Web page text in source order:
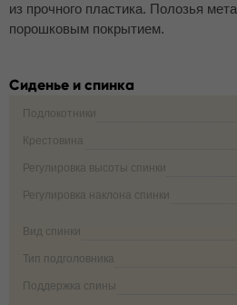
из прочного пластика. Полозья
порошковым покрытием.
Сиденье и спинка
Подлокотники
Крестовина
Регулировка высоты спинки
Регулировка наклона спинки
Вид спинки
Тип подголовника
Поддержка спины